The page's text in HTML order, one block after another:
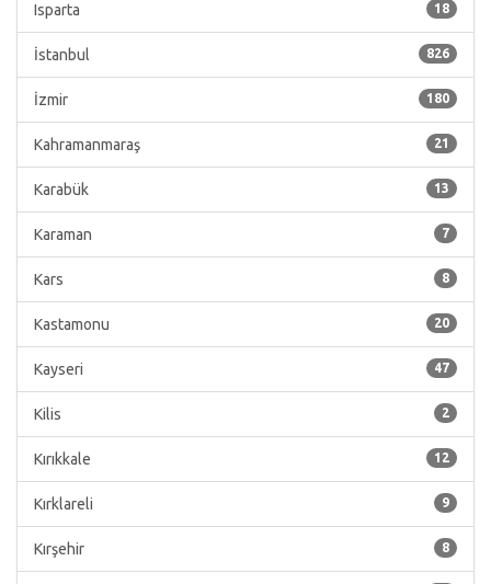
18
Isparta
826
İstanbul
180
İzmir
21
Kahramanmaraş
13
Karabük
7
Karaman
8
Kars
20
Kastamonu
47
Kayseri
2
Kilis
12
Kırıkkale
9
Kırklareli
8
Kırşehir